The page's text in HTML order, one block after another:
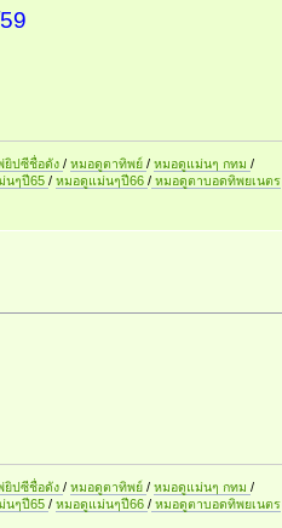
ยิปซีชื่อดัง/หมอดูตาทิพย์/หมอดูแม่นๆ กทม/
นๆปี65/หมอดูแม่นๆปี66/ หมอดูตาบอดทิพยเนตร
ยิปซีชื่อดัง/หมอดูตาทิพย์/หมอดูแม่นๆ กทม/
นๆปี65/หมอดูแม่นๆปี66/ หมอดูตาบอดทิพยเนตร